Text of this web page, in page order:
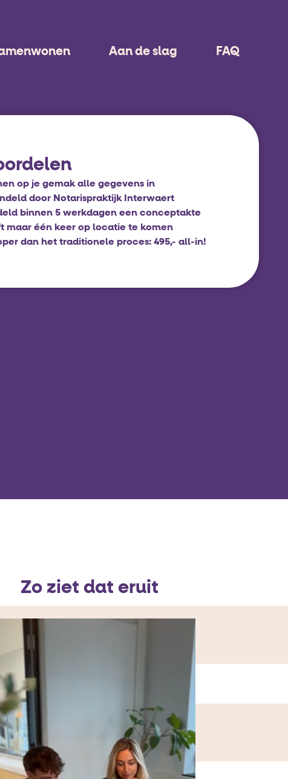
Aan de slag FAQ
op je gemak alle gegevens in
door Notarispraktijk Interwaert
binnen 5 werkdagen een conceptakte
maar één keer op locatie te komen
dan het traditionele proces: 495,- all-in!
Zo ziet dat eruit